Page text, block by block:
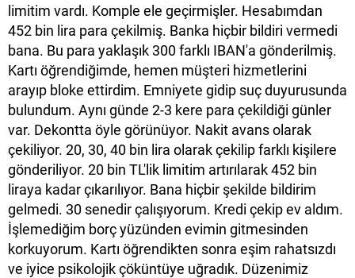
limitim vardı. Komple ele geçirmişler. Hesabımdan
452 bin lira para çekilmiş. Banka hiçbir bildiri vermedi
bana. Bu para yaklaşık 300 farklı IBAN'a gönderilmiş.
Kartı öğrendiğimde, hemen müşteri hizmetlerini
arayıp bloke ettirdim. Emniyete gidip suç duyurusunda
bulundum. Aynı günde 2-3 kere para çekildiği günler
var. Dekontta öyle görünüyor. Nakit avans olarak
çekiliyor. 20, 30, 40 bin lira olarak çekilip farklı kişilere
gönderiliyor. 20 bin TL'lik limitim artırılarak 452 bin
liraya kadar çıkarılıyor. Bana hiçbir şekilde bildirim
gelmedi. 30 senedir çalışıyorum. Kredi çekip ev aldım.
İşlemediğim borç yüzünden evimin gitmesinden
korkuyorum. Kartı öğrendikten sonra eşim rahatsızdı
ve iyice psikolojik çöküntüye uğradık. Düzenimiz